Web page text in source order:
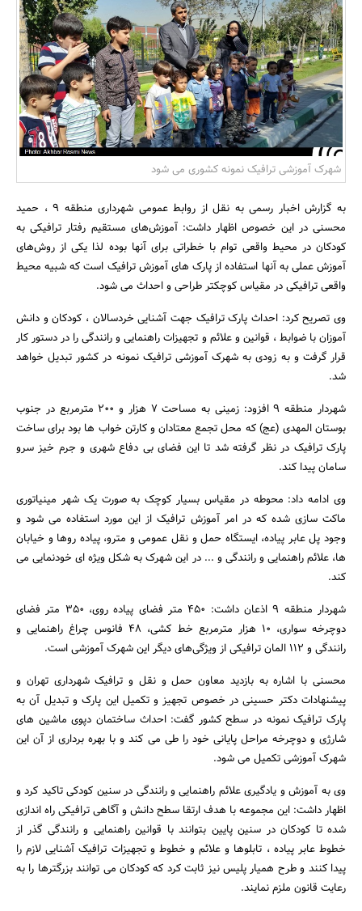
بانک، بیمه و سرمایه
مسکن و ساختمان
جستجو
شهرک آموزشی ترافیک نمونه کشوری می شود
به گزارش اخبار رسمی به نقل از روابط عمومی شهرداری منطقه 9 ، حمید
محسنی در این خصوص اظهار داشت: آموزش‌های‌ مستقیم‌ رفتار ترافیکی‌ به‌
کودکان‌ در محیط‌ واقعی‌ توام‌ با خطراتی‌ برای‌ آنها بوده لذا یکی‌ از روش‌های‌
آموزش‌ عملی‌ به‌ آنها استفاده‌ از پارک ‌های‌ آموزش‌ ترافیک‌ است‌ که‌ شبیه‌ محیط‌
واقعی‌ ترافیکی در مقیاس کوچکتر طراحی و احداث می شود.
وی تصریح کرد: احداث پارک ترافیک جهت آشنایی خردسالان ، کودکان و دانش
آموزان با ضوابط ، قوانین و علائم و تجهیزات راهنمایی و رانندگی را در دستور کار
قرار گرفت و به زودی به شهرک آموزشی ترافیک نمونه در کشور تبدیل خواهد
شد.
شهردار منطقه 9 افزود: زمینی به مساحت 7 هزار و 200 مترمربع در جنوب
بوستان المهدی (عج) که محل تجمع معتادان و کارتن خواب ها بود برای ساخت
پارک ترافیک در نظر گرفته شد تا این فضای بی دفاع شهری و جرم خیز سرو
سامان پیدا کند.
وی ادامه داد: محوطه‌ در مقیاس‌ بسیار کوچک به‌ صورت‌ یک‌ شهر مینیاتوری‌
ماکت‌ سازی‌ شده که‌ در امر آموزش‌ ترافیک‌ از این‌ مورد استفاده‌ می‌ شود و
وجود پل عابر پیاده، ایستگاه حمل و نقل عمومی و مترو، پیاده روها و خیابان
ها، علائم راهنمایی و رانندگی و ... در این شهرک به شکل ویژه ای خودنمایی می
کند.
شهردار منطقه 9 اذعان داشت: 450 متر فضای پیاده روی، 350 متر فضای
دوچرخه سواری، 10 هزار مترمربع خط کشی، 48 فانوس چراغ راهنمایی و
رانندگی و 112 المان ترافیکی از ویژگی‌های دیگر این شهرک آموزشی است.
محسنی با اشاره به بازدید معاون حمل و نقل و ترافیک شهرداری تهران و
پیشنهادات دکتر حسینی در خصوص تجهیز و تکمیل این پارک و تبدیل آن به
پارک ترافیک نمونه در سطح کشور گفت: احداث ساختمان دپوی ماشین های
شارژی و دوچرخه مراحل پایانی خود را طی می کند و با بهره برداری از آن این
شهرک آموزشی تکمیل می شود.
وی به آموزش و یادگیری علائم راهنمایی و رانندگی در سنین کودکی تاکید کرد و
اظهار داشت: این مجموعه با هدف ارتقا سطح دانش و آگاهی ترافیکی راه اندازی
شده تا کودکان در سنین پایین بتوانند با قوانین راهنمایی و رانندگی گذر از
خطوط عابر پیاده ، تابلوها و علائم و خطوط و تجهیزات ترافیک آشنایی لازم را
پیدا کنند و طرح همیار پلیس نیز ثابت کرد که کودکان می توانند بزرگترها را به
رعایت قانون ملزم نمایند.